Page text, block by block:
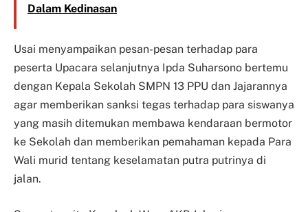
Dalam Kedinasan
Usai menyampaikan pesan-pesan terhadap para
peserta Upacara selanjutnya Ipda Suharsono bertemu
dengan Kepala Sekolah SMPN 13 PPU dan Jajarannya
agar memberikan sanksi tegas terhadap para siswanya
yang masih ditemukan membawa kendaraan bermotor
ke Sekolah dan memberikan pemahaman kepada Para
Wali murid tentang keselamatan putra putrinya di
jalan.